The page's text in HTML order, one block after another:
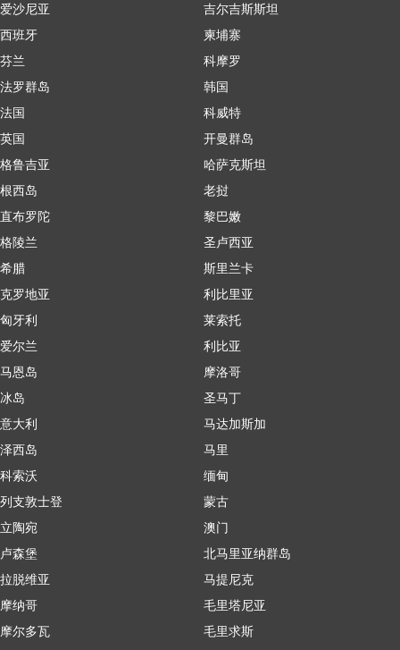
爱沙尼亚
西班牙
芬兰
法罗群岛
法国
英国
格鲁吉亚
根西岛
直布罗陀
格陵兰
希腊
克罗地亚
匈牙利
爱尔兰
马恩岛
冰岛
意大利
泽西岛
科索沃
列支敦士登
立陶宛
卢森堡
拉脱维亚
摩纳哥
摩尔多瓦
吉尔吉斯斯坦
柬埔寨
科摩罗
韩国
科威特
开曼群岛
哈萨克斯坦
老挝
黎巴嫩
圣卢西亚
斯里兰卡
利比里亚
莱索托
利比亚
摩洛哥
圣马丁
马达加斯加
马里
缅甸
蒙古
澳门
北马里亚纳群岛
马提尼克
毛里塔尼亚
毛里求斯